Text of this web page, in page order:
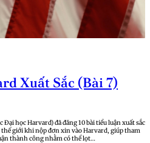
Xuất Sắc (Bài 7)
học Harvard) đã đăng 10 bài tiểu luận xuất sắc
giới khi nộp đơn xin vào Harvard, giúp tham
thành công nhằm có thể lọt…